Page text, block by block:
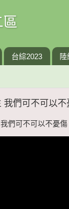
台綜2023 陸
我們可不可以
們可不可以不憂